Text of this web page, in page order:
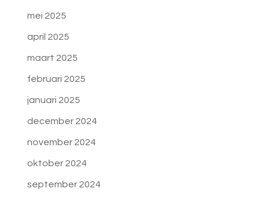
mei 2025
april 2025
maart 2025
februari 2025
januari 2025
december 2024
november 2024
oktober 2024
september 2024